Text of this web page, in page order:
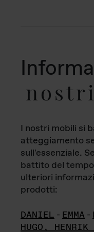
I nostri mobili si
atteggiamento
sull'essenziale.
battito del
ulteriori
prodotti:
DANIEL - EMMA -
HUGO,